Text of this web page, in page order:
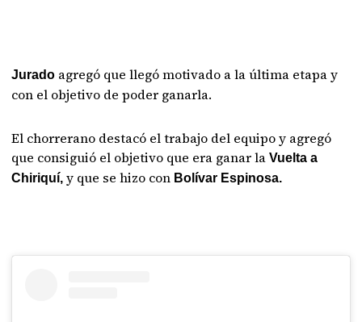
Jurado agregó que llegó motivado a la última etapa y
con el objetivo de poder ganarla.
El chorrerano destacó el trabajo del equipo y agregó
que consiguió el objetivo que era ganar la Vuelta a
Chiriquí, y que se hizo con Bolívar Espinosa.